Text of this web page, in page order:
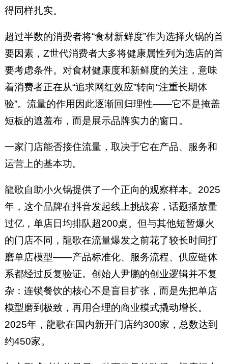
得同样扎实。
超过半数的消费者将“食材新鲜度”作为选择火锅的首
要因素，Z世代消费者大多将健康属性列为选店的首
要考虑条件。对食材健康度和新鲜度的关注，意味
着消费者正在从“追求网红效应”转向“注重长期体
验”。流量的作用因此逐渐回归理性——它不是掩盖
短板的遮羞布，而是展示品牌实力的窗口。
一家门店能否接住流量，取决于它在产品、服务和
运营上的基本功。
龍歌自助小火锅提供了一个正向的观察样本。2025
年，这个品牌在抖音发起线上挑战赛，话题播放量
过亿，单店日均排队超200桌。但与其他短暂爆火
的门店不同，龍歌在流量爆发之前花了较长时间打
磨单店模型——产品标准化、服务流程、供应链体
系都经过反复验证。创始人尹鹏的创业逻辑并不复
杂：连锁餐饮的核心不是盲目扩张，而是先把单店
模型磨到极致，再用合理的商业模式撬动增长。
2025年，龍歌在国内新开门店约300家，总数达到
约450家。